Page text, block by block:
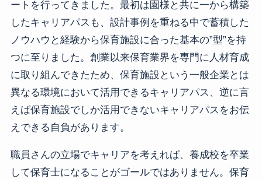
ートを行ってきました。最初は園様と共に一から構築
したキャリアパスも、設計事例を重ねる中で蓄積した
ノウハウと経験から保育施設に合った基本の”型”を持
つに至りました。創業以来保育業界を専門に人材育成
に取り組んできたため、保育施設という一般企業とは
異なる環境において活用できるキャリアパス、逆に言
えば保育施設でしか活用できないキャリアパスをお伝
えできる自負があります。
職員さんの立場でキャリアを考えれば、養成校を卒業
して保育士になることがゴールではありません。保育